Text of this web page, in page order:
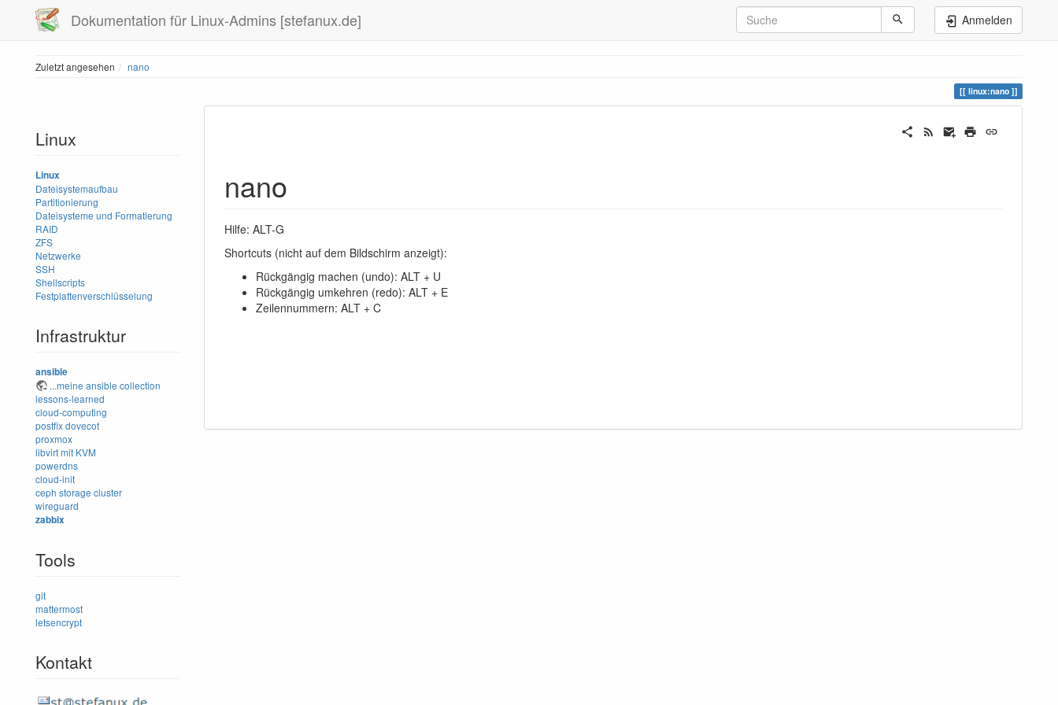
Dokumentation für Linux-Admins [stefanux.de] Anmelden
Zuletzt angesehen nano
linux:nano
Linux
Linux
Dateisystemaufbau
Partitionierung
Dateisysteme und Formatierung
RAID
ZFS
Netzwerke
SSH
Shellscripts
Festplattenverschlüsselung
Infrastruktur
ansible
...meine ansible collection
lessons-learned
cloud-computing
postfixdovecot
proxmox
libvirt mit KVM
powerdns
cloud-init
ceph storage cluster
wireguard
zabbix
Tools
git
mattermost
letsencrypt
Kontakt
nano
Hilfe: ALT-G
Shortcuts (nicht auf dem Bildschirm anzeigt):
Rückgängig machen (undo): ALT + U
Rückgängig umkehren (redo): ALT + E
Zeilennummern: ALT + C